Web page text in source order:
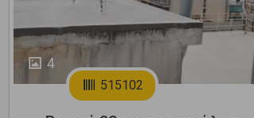
4
515102